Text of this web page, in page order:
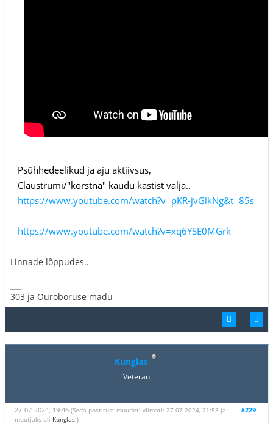
Psühhedeelikud ja aju aktiivsus,
Claustrumi/"korstna" kaudu kastist välja..
https://www.youtube.com/watch?v=pKR-jvGlkNg&t=85s
https://www.youtube.com/watch?v=xq6YSE0MGrk
Linnade lõppudes..
303 ja Ouroboruse madu
Kunglas
Veteran
#229
27-07-2024, 19:46 (Seda postitust muudeti viimati: 27-07-2024, 21:53 ja
muutjaks oli Kunglas.)